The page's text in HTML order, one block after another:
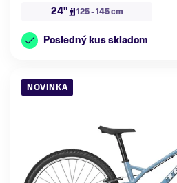
24"
125 - 145 cm
Posledný kus skladom
NOVINKA